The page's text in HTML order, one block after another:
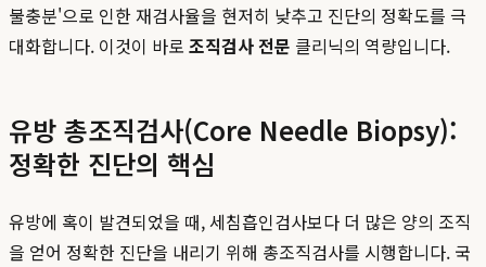
불충분'으로 인한 재검사율을 현저히 낮추고 진단의 정확도를 극
대화합니다. 이것이 바로 조직검사 전문 클리닉의 역량입니다.
유방 총조직검사(Core Needle Biopsy):
정확한 진단의 핵심
유방에 혹이 발견되었을 때, 세침흡인검사보다 더 많은 양의 조직
을 얻어 정확한 진단을 내리기 위해 총조직검사를 시행합니다. 국